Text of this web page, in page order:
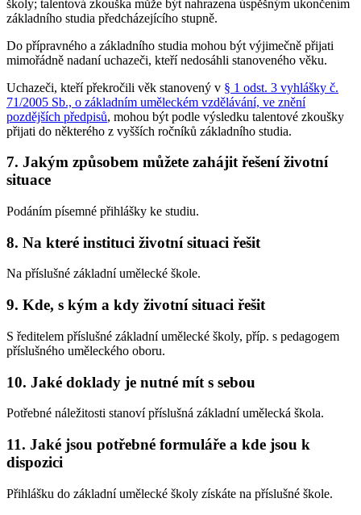
školy; talentová zkouška může být nahrazena úspěšným ukončením
základního studia předcházejícího stupně.
Do přípravného a základního studia mohou být výjimečně přijati
mimořádně nadaní uchazeči, kteří nedosáhli stanoveného věku.
Uchazeči, kteří překročili věk stanovený v § 1 odst. 3 vyhlášky č.
71/2005 Sb., o základním uměleckém vzdělávání, ve znění
pozdějších předpisů, mohou být podle výsledku talentové zkoušky
přijati do některého z vyšších ročníků základního studia.
7. Jakým způsobem můžete zahájit řešení životní
situace
Podáním písemné přihlášky ke studiu.
8. Na které instituci životní situaci řešit
Na příslušné základní umělecké škole.
9. Kde, s kým a kdy životní situaci řešit
S ředitelem příslušné základní umělecké školy, příp. s pedagogem
příslušného uměleckého oboru.
10. Jaké doklady je nutné mít s sebou
Potřebné náležitosti stanoví příslušná základní umělecká škola.
11. Jaké jsou potřebné formuláře a kde jsou k
dispozici
Přihlášku do základní umělecké školy získáte na příslušné škole.